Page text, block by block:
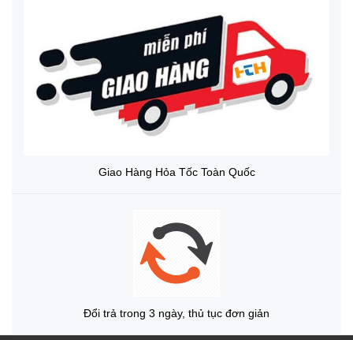
Giao Hàng Hỏa Tốc Toàn Quốc
Đổi trả trong 3 ngày, thủ tục đơn giản